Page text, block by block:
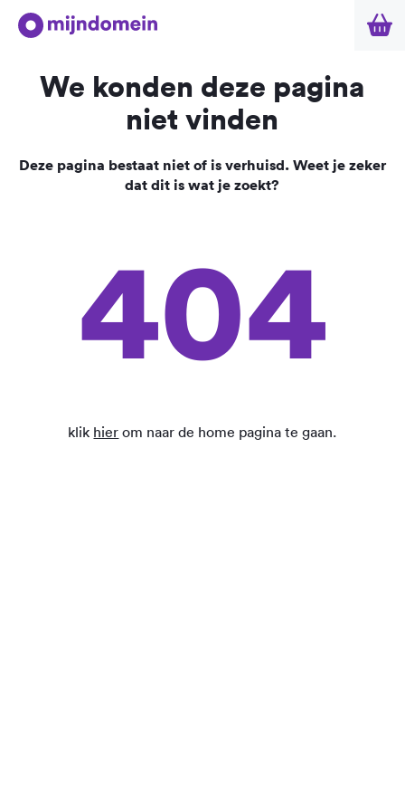
We konden deze pagina
niet vinden
Deze pagina bestaat niet of is verhuisd. Weet je zeker
dat dit is wat je zoekt?
404
klik hier om naar de home pagina te gaan.